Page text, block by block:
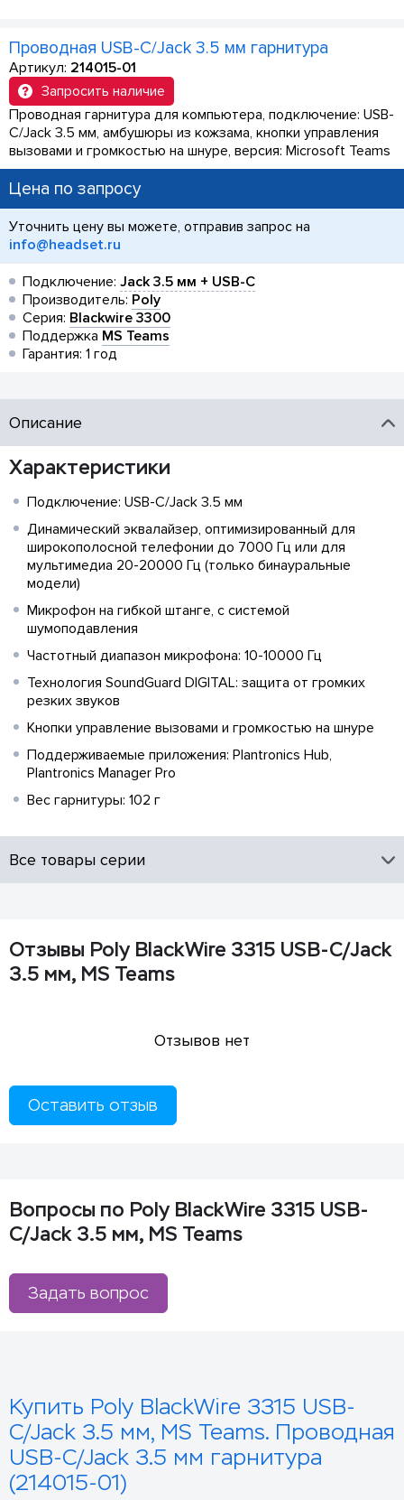
Проводная USB-C/Jack 3.5 мм гарнитура
Артикул: 214015-01
Запросить наличие
Проводная гарнитура для компьютера, подключение: USB-
C/Jack 3.5 мм, амбушюры из кожзама, кнопки управления
вызовами и громкостью на шнуре, версия: Microsoft Teams
Цена по запросу
Уточнить цену вы можете, отправив запрос на
info@headset.ru
Подключение: Jack 3.5 мм + USB-C
Производитель: Poly
Серия: Blackwire 3300
Поддержка MS Teams
Гарантия: 1 год
Описание
Характеристики
Подключение: USB-C/Jack 3.5 мм
Динамический эквалайзер, оптимизированный для
широкополосной телефонии до 7000 Гц или для
мультимедиа 20-20000 Гц (только бинауральные
модели)
Микрофон на гибкой штанге, с системой
шумоподавления
Частотный диапазон микрофона: 10-10000 Гц
Технология SoundGuard DIGITAL: защита от громких
резких звуков
Кнопки управление вызовами и громкостью на шнуре
Поддерживаемые приложения: Plantronics Hub,
Plantronics Manager Pro
Вес гарнитуры: 102 г
Все товары серии
Отзывы Poly BlackWire 3315 USB-C/Jack
3.5 мм, MS Teams
Отзывов нет
Оставить отзыв
Вопросы по Poly BlackWire 3315 USB-
C/Jack 3.5 мм, MS Teams
Задать вопрос
Купить Poly BlackWire 3315 USB-
C/Jack 3.5 мм, MS Teams. Проводная
USB-C/Jack 3.5 мм гарнитура
(214015-01)